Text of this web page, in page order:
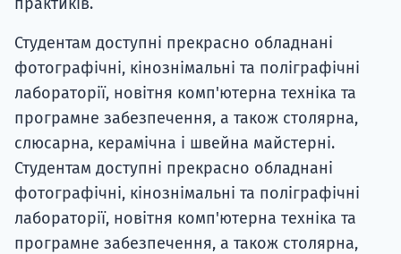
Студентам доступні прекрасно обладнані
фотографічні, кінознімальні та поліграфічні
лабораторії, новітня комп'ютерна техніка та
програмне забезпечення, а також столярна,
слюсарна, керамічна і швейна майстерні.
Студентам доступні прекрасно обладнані
фотографічні, кінознімальні та поліграфічні
лабораторії, новітня комп'ютерна техніка та
програмне забезпечення, а також столярна,